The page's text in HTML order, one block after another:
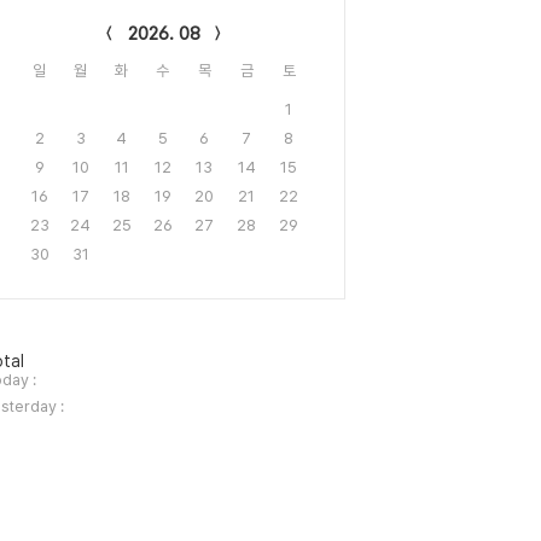
2026. 08
일 월 화 수 목 금 토
1
2
3 4 5 6 7
8
9
10 11 12 13 14
15
16
17 18 19 20 21
22
23
24 25 26 27 28
29
30
31
:
: